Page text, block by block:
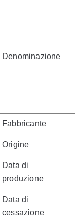
Denominazione
Fabbricante
Origine
Data di
produzione
Data di
cessazione